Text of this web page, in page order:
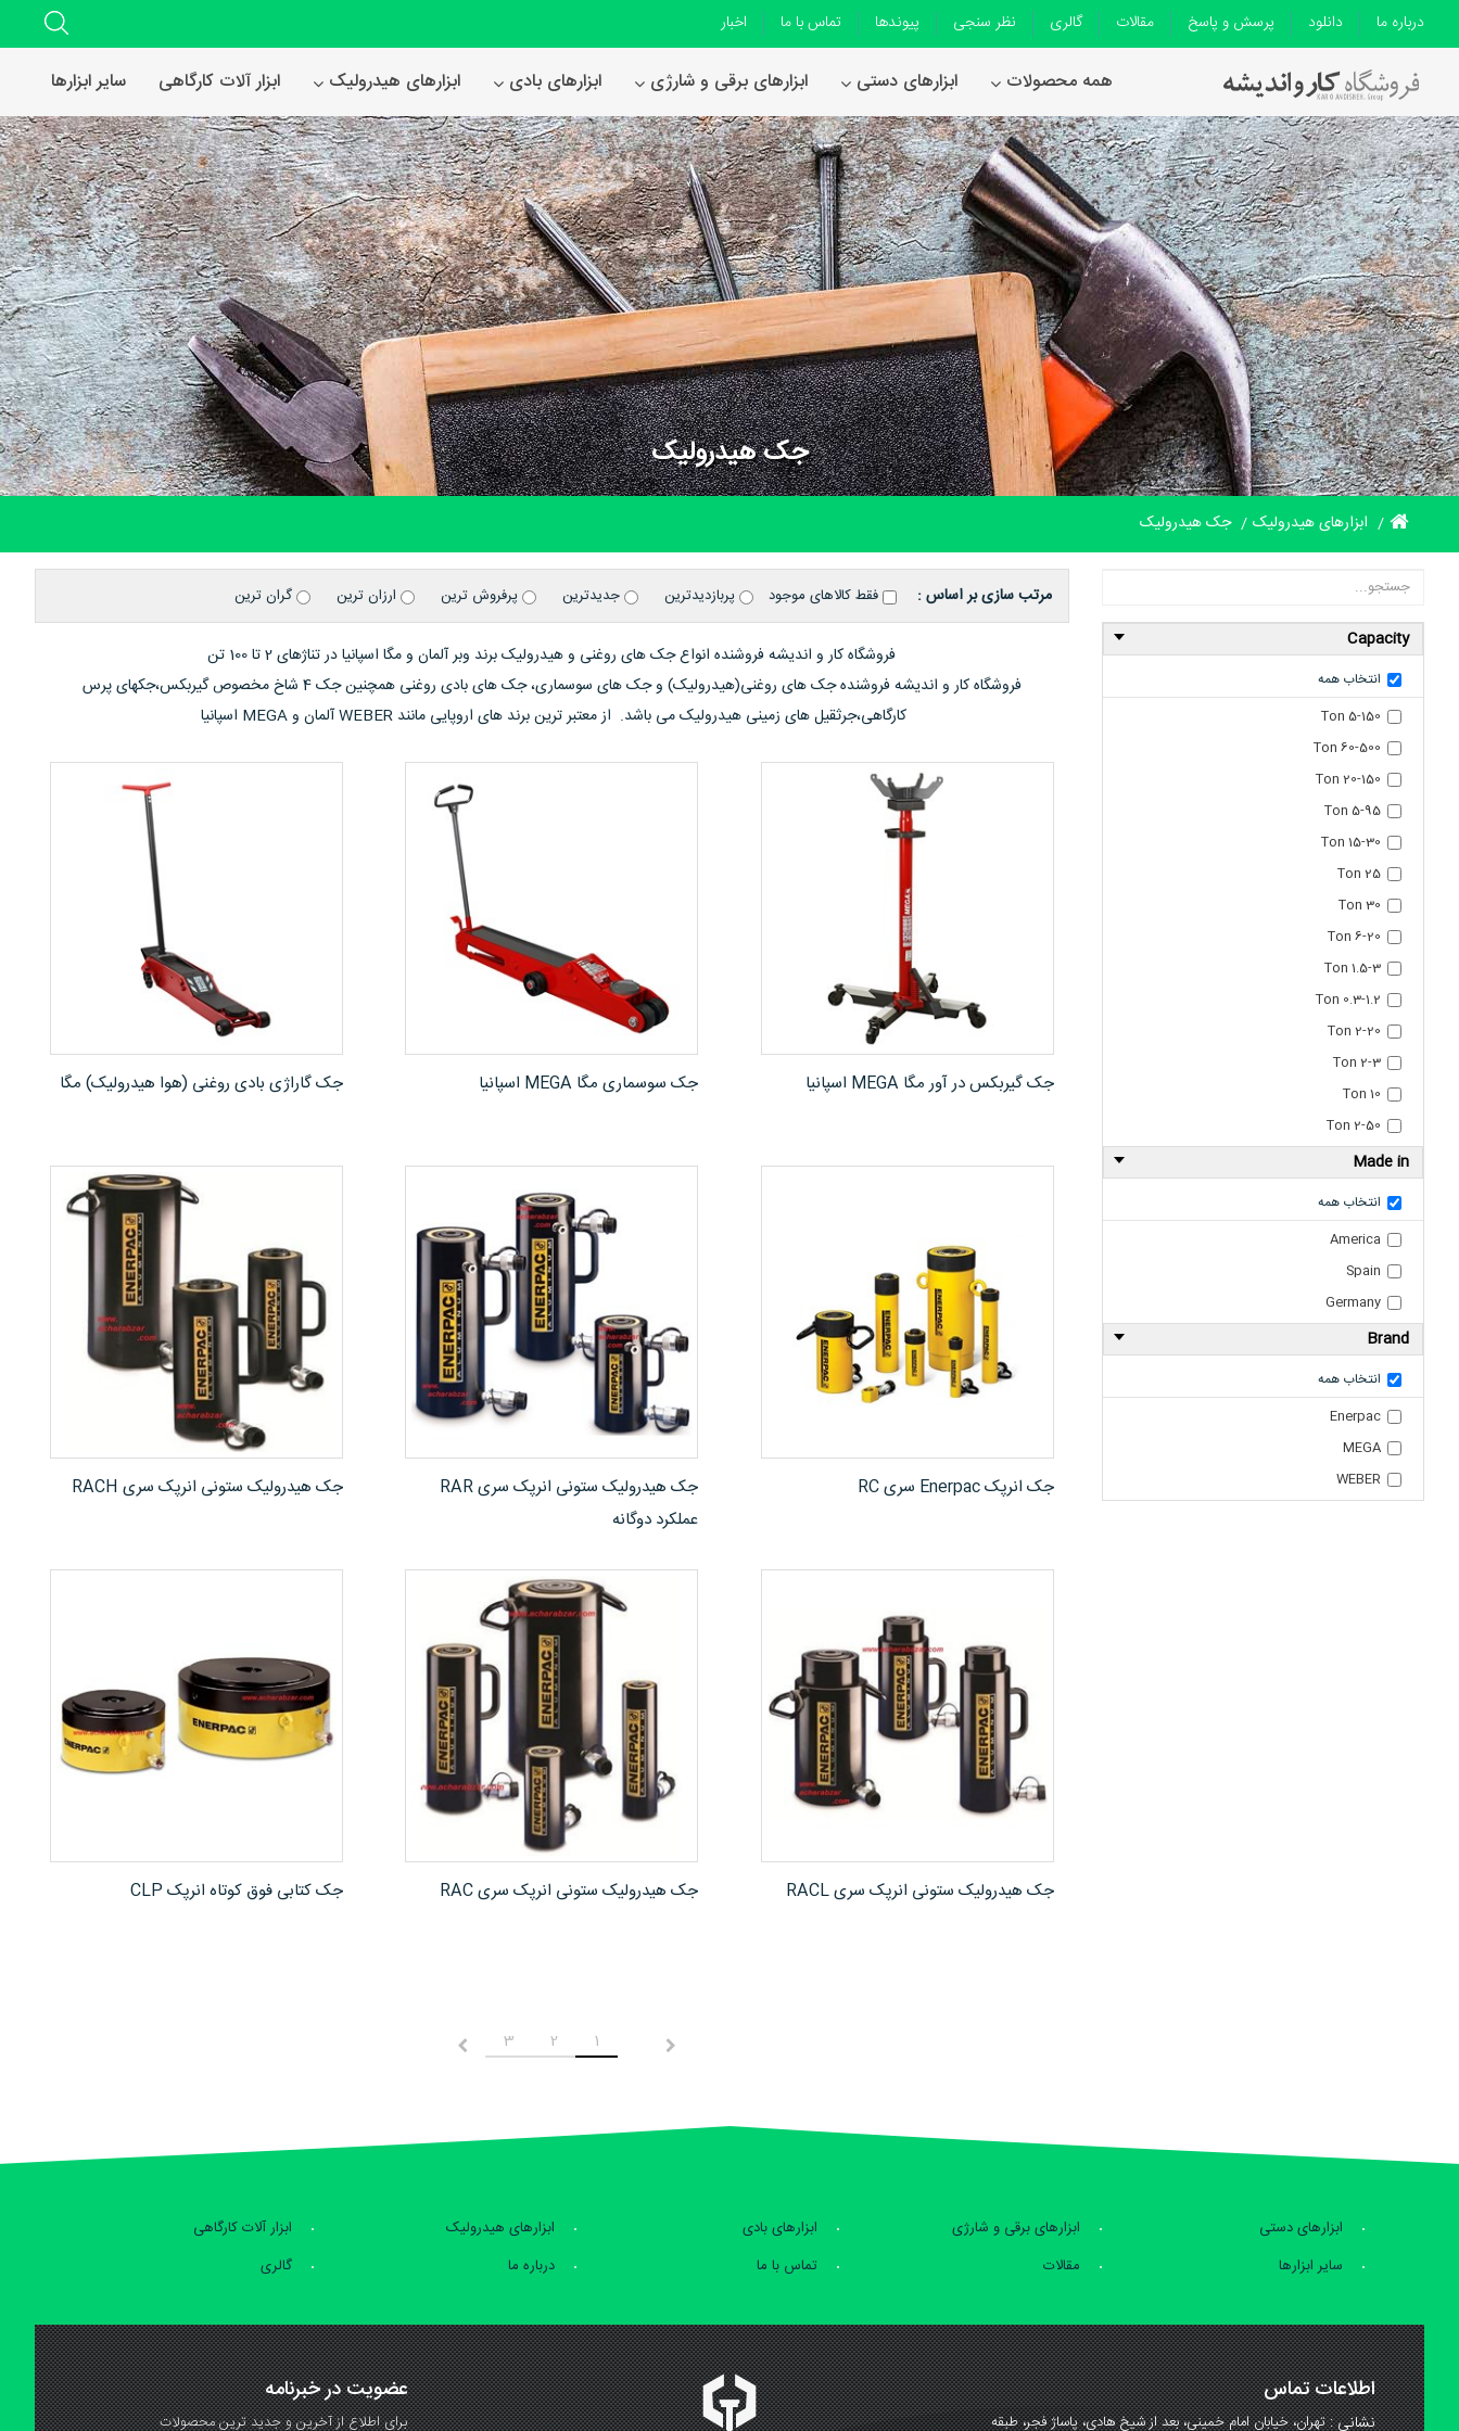
همه محصولات ابزارهای دستی ابزارهای برقی و شارژی ابزارهای بادی ابزارهای هیدرولیک ابزار آلات کارگاهی سایر ابزارها
درباره ما دانلود پرسش و پاسخ مقالات گالری نظر سنجی پیوندها تماس با ما اخبار
جک هیدرولیک
ابزارهای هیدرولیک جک هیدرولیک
Capacity
انتخاب همه
5-150 Ton
60-500 Ton
20-150 Ton
5-95 Ton
15-30 Ton
25 Ton
30 Ton
6-20 Ton
1.5-3 Ton
0.3-1.2 Ton
2-20 Ton
2-3 Ton
10 Ton
2-50 Ton
Made in
انتخاب همه
America
Spain
Germany
Brand
انتخاب همه
Enerpac
MEGA
WEBER
مرتب سازی بر اساس : فقط کالاهای موجود پربازدیدترین جدیدترین پرفروش ترین ارزان ترین گران ترین
فروشگاه کار و اندیشه فروشنده انواع جک های روغنی و هیدرولیک برند وبر آلمان و مگا اسپانیا در تناژهای 2 تا 100 تن
فروشگاه کار و اندیشه فروشنده جک های روغنی(هیدرولیک) و جک های سوسماری، جک های بادی روغنی همچنین جک 4 شاخ مخصوص گیربکس،جکهای پرس
کارگاهی،جرثقیل های زمینی هیدرولیک می باشد. از معتبر ترین برند های اروپایی مانند WEBER آلمان و MEGA اسپانیا
مشاهده محصولجک گیربکس در آور مگا MEGA اسپانیا مشاهده محصولجک سوسماری مگا MEGA اسپانیا مشاهده محصول
جک گاراژی بادی روغنی (هوا هیدرولیک) مگا
مشاهده محصول جک انرپک Enerpac سری RC مشاهده محصول
جک هیدرولیک ستونی انرپک سری RAR
عملکرد دوگانه
مشاهده محصول
جک هیدرولیک ستونی انرپک سری RACH
مشاهده محصول
جک هیدرولیک ستونی انرپک سری RACL مشاهده محصول
جک هیدرولیک ستونی انرپک سری RAC مشاهده محصول
جک کتابی فوق کوتاه انرپک CLP
1
2
3
ابزارهای دستی ابزارهای برقی و شارژی ابزارهای بادی ابزارهای هیدرولیک
ابزار آلات کارگاهی
سایر ابزارها
مقالات تماس با ما درباره ما گالری
اطلاعات تماس
نشانی :تهران، خیابان امام خمینی، بعد از شیخ هادی، پاساژ فجر، طبقه
عضویت در خبرنامه
برای اطلاع از آخرین و جدید ترین محصولات